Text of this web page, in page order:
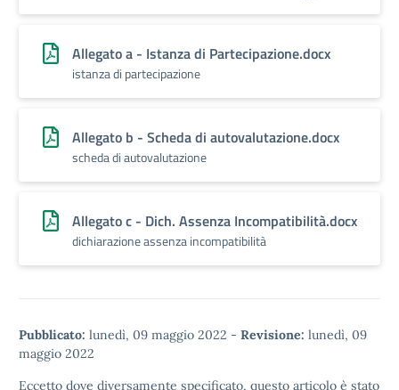
Allegato a - Istanza di Partecipazione.docx
istanza di partecipazione
Allegato b - Scheda di autovalutazione.docx
scheda di autovalutazione
Allegato c - Dich. Assenza Incompatibilità.docx
dichiarazione assenza incompatibilità
Pubblicato: lunedì, 09 maggio 2022 - Revisione: lunedì, 09
maggio 2022
Eccetto dove diversamente specificato, questo articolo è stato